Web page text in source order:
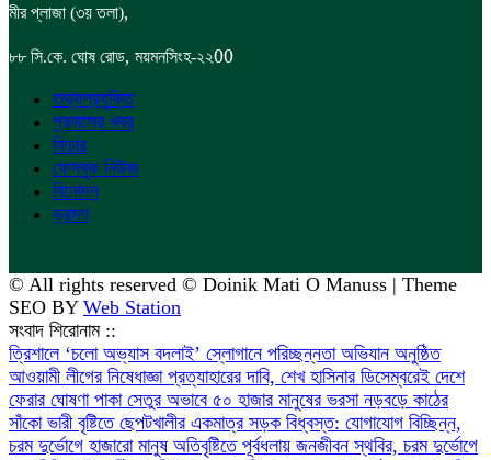
মীর প্লাজা (৩য় তলা),
৮৮ সি.কে. ঘোষ রোড, ময়মনসিংহ-২২00
তথ্যপ্রযুক্তি
প্রবাসের খবর
ফিচার
ফেসবুক নিউজ
বিনোদন
ভ্রমণ
© All rights reserved © Doinik Mati O Manuss | Theme
SEO BY Web Station
সংবাদ শিরোনাম ::
‎ত্রিশালে ‘চলো অভ্যাস বদলাই’ স্লোগানে পরিচ্ছন্নতা অভিযান অনুষ্ঠিত
আওয়ামী লীগের নিষেধাজ্ঞা প্রত্যাহারের দাবি, শেখ হাসিনার ডিসেম্বরেই দেশে
ফেরার ঘোষণা পাকা সেতুর অভাবে ৫০ হাজার মানুষের ভরসা নড়বড়ে কাঠের
সাঁকো ভারী বৃষ্টিতে ছেপটখালীর একমাত্র সড়ক বিধ্বস্ত: যোগাযোগ বিচ্ছিন্ন,
চরম দুর্ভোগে হাজারো মানুষ অতিবৃষ্টিতে পূর্বধলায় জনজীবন স্থবির, চরম দুর্ভোগে